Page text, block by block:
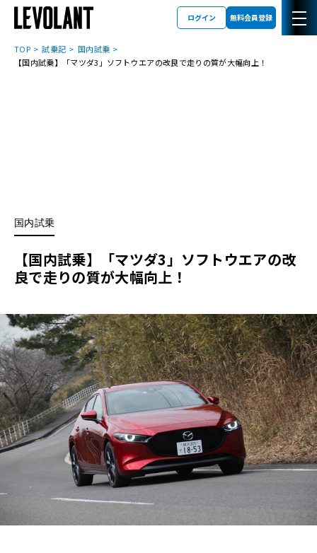
ログイン 無料会員登録
TOP 試乗記
国内試乗
【国内試乗】「マツダ3」ソフトウエアの改良で走りの質が大幅向上！
国内試乗
【国内試乗】「マツダ3」ソフトウエアの改
良で走りの質が大幅向上！